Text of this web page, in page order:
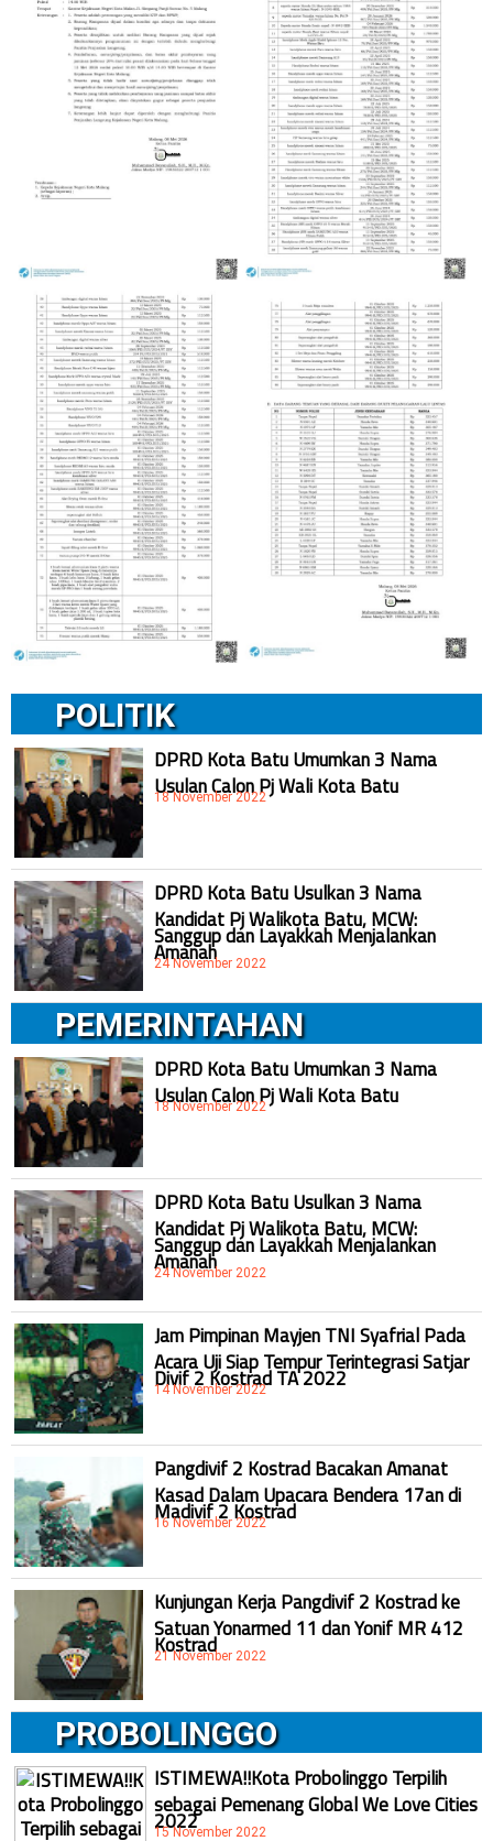
POLITIK
DPRD Kota Batu Umumkan 3 Nama
Usulan Calon Pj Wali Kota Batu
18 November 2022
DPRD Kota Batu Usulkan 3 Nama
Kandidat Pj Walikota Batu, MCW:
Sanggup dan Layakkah Menjalankan
Amanah
24 November 2022
PEMERINTAHAN
DPRD Kota Batu Umumkan 3 Nama
Usulan Calon Pj Wali Kota Batu
18 November 2022
DPRD Kota Batu Usulkan 3 Nama
Kandidat Pj Walikota Batu, MCW:
Sanggup dan Layakkah Menjalankan
Amanah
24 November 2022
Jam Pimpinan Mayjen TNI Syafrial Pada
Acara Uji Siap Tempur Terintegrasi Satjar
Divif 2 Kostrad TA 2022
14 November 2022
Pangdivif 2 Kostrad Bacakan Amanat
Kasad Dalam Upacara Bendera 17an di
Madivif 2 Kostrad
16 November 2022
Kunjungan Kerja Pangdivif 2 Kostrad ke
Satuan Yonarmed 11 dan Yonif MR 412
Kostrad
21 November 2022
PROBOLINGGO
ISTIMEWA!!Kota Probolinggo Terpilih
sebagai Pemenang Global We Love Cities
2022
15 November 2022